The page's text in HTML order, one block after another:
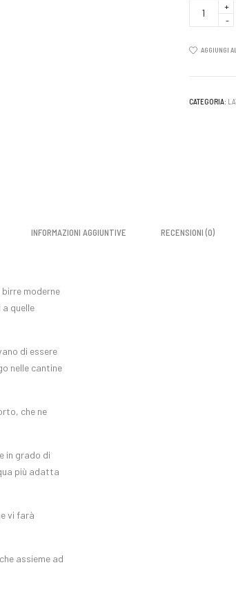
quantity
AGGIUNGI
CATEGORIA:
INFORMAZIONI AGGIUNTIVE RECENSIONI (0)
moderne
quelle
di essere
nelle cantine
che ne
in grado di
più adatta
vi farà
assieme ad